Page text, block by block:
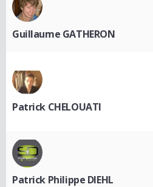
Guillaume GATHERON
Patrick CHELOUATI
Patrick Philippe DIEHL